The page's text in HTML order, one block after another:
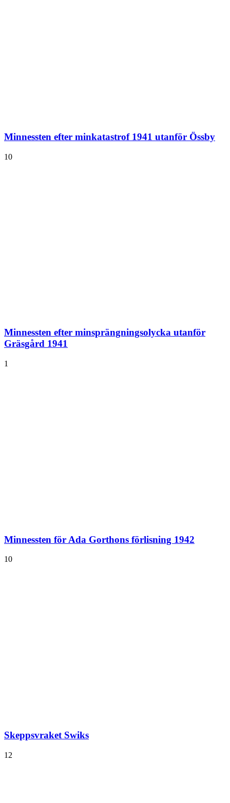
Minnessten efter minkatastrof 1941 utanför Össby
10
Minnessten efter minsprängningsolycka utanför
Gräsgård 1941
1
Minnessten för Ada Gorthons förlisning 1942
10
Skeppsvraket Swiks
12